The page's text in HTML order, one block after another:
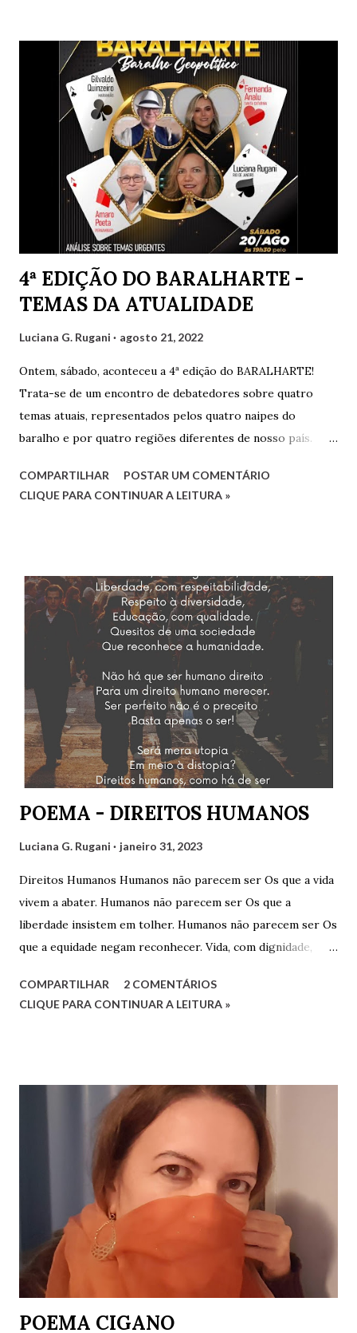
4ª EDIÇÃO DO BARALHARTE -
TEMAS DA ATUALIDADE
Luciana G. Rugani agosto 21, 2022
Ontem, sábado, aconteceu a 4ª edição do BARALHARTE!
Trata-se de um encontro de debatedores sobre quatro
temas atuais, representados pelos quatro naipes do
baralho e por quatro regiões diferentes de nosso país.
demais e também por convidados presentes. Os
debatedores desta edição foram eu, Luciana, representando
Catarina, em razão de um compromisso de última hora, não
pôde participar. Mas contamos também com as convidadas
Mirtzi Lima Ribeiro e Valéria Kataki e com os convidados
Hairon Herbert, Julimar Silva, Ricardo Vianna Hoffmann e
Tarciso Martins. Agradeço a Gilvaldo Quinzeiro pelo
convite e pela oportunidade de participar de um encontro
tão engrandecedor, oportunidade que temos para aprender
muito sobre variados assuntos. Cliquem abaixo para
assistir: Luciana G. Rugani
COMPARTILHAR
POSTAR UM COMENTÁRIO
CLIQUE PARA CONTINUAR A LEITURA »
POEMA - DIREITOS HUMANOS
Luciana G. Rugani janeiro 31, 2023
Direitos Humanos Humanos não parecem ser Os que a vida
vivem a abater. Humanos não parecem ser Os que a
liberdade insistem em tolher. Humanos não parecem ser Os
que a equidade negam reconhecer. Vida, com dignidade,
Educação, com qualidade. Quesitos de uma sociedade Que
reconhece a humanidade. Não há que ser humano direito
desumano que humano ser? Luciana G. Rugani 2/9/2022
COMPARTILHAR
2 COMENTÁRIOS
CLIQUE PARA CONTINUAR A LEITURA »
POEMA CIGANO